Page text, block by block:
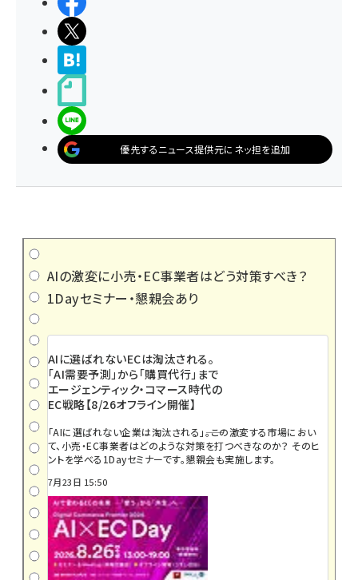
優先するニュース提供元にネッ担を追加
AIの激変に小売・EC事業者はどう対策すべき？
1Dayセミナー・懇親会あり
AIに選ばれないECは淘汰される。
「AI需要予測」から「購買代行」まで
エージェンティック・コマース時代の
EC戦略【8/26オフライン開催】
「AIに選ばれない企業は淘汰される」――。この激変する市場におい
て、小売・EC事業者はどのような対策を打つべきなのか？ そのヒ
ントを学べる1Dayセミナーです。懇親会も実施します。
7月23日 15:50